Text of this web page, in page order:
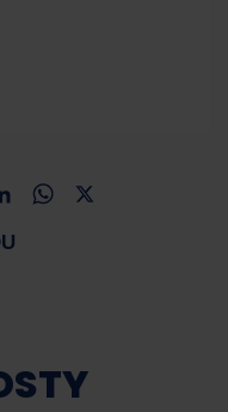
LinkedInWhatsApp